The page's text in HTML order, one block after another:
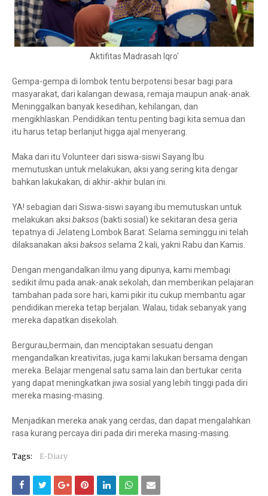
Aktifitas Madrasah Iqro'
Gempa-gempa di lombok tentu berpotensi besar bagi para
masyarakat, dari kalangan dewasa, remaja maupun anak-anak.
Meninggalkan banyak kesedihan, kehilangan, dan
mengikhlaskan. Pendidikan tentu penting bagi kita semua dan
itu harus tetap berlanjut higga ajal menyerang.
Maka dari itu Volunteer dari siswa-siswi Sayang Ibu
memutuskan untuk melakukan, aksi yang sering kita dengar
bahkan lakukakan, di akhir-akhir bulan ini.
YA! sebagian dari Siswa-siswi sayang ibu memutuskan untuk
melakukan aksi baksos(bakti sosial) ke sekitaran desa geria
tepatnya di Jelateng Lombok Barat. Selama seminggu ini telah
dilaksanakan aksi baksosselama 2 kali, yakni Rabu dan Kamis.
Dengan mengandalkan ilmu yang dipunya, kami membagi
sedikit ilmu pada anak-anak sekolah, dan memberikan pelajaran
tambahan pada sore hari, kami pikir itu cukup membantu agar
pendidikan mereka tetap berjalan. Walau, tidak sebanyak yang
mereka dapatkan disekolah.
Bergurau,bermain, dan menciptakan sesuatu dengan
mengandalkan kreativitas, juga kami lakukan bersama dengan
mereka. Belajar mengenal satu sama lain dan bertukar cerita
yang dapat meningkatkan jiwa sosial yang lebih tinggi pada diri
mereka masing-masing.
Menjadikan mereka anak yang cerdas, dan dapat mengalahkan
rasa kurang percaya diri pada diri mereka masing-masing.
Tags: E-Diary